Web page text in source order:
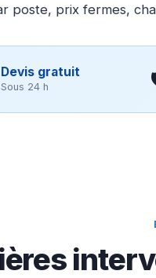
poste, prix fermes,
Devis gratuit
Sous 24 h